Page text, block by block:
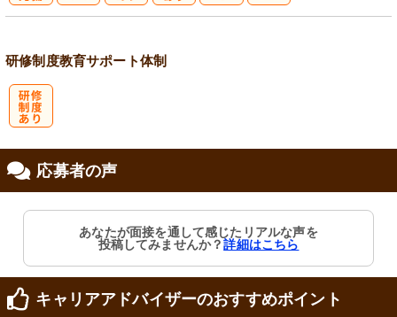
研修制度教育サポート体制
応募者の声
あなたが面接を通して感じたリアルな声を
投稿してみませんか？詳細はこちら
キャリアアドバイザーのおすすめポイント